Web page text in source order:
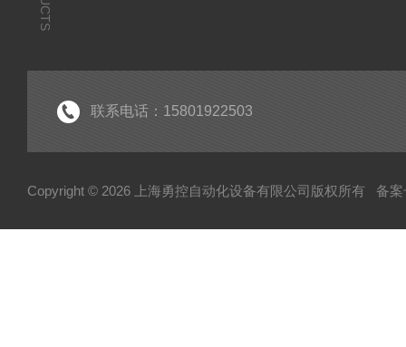
联系电话：15801922503
Copyright © 2026 上海勇控自动化设备有限公司版权所有 备案